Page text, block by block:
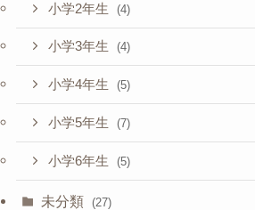
小学2年生 (4)
小学3年生 (4)
小学4年生 (5)
小学5年生 (7)
小学6年生 (5)
未分類 (27)